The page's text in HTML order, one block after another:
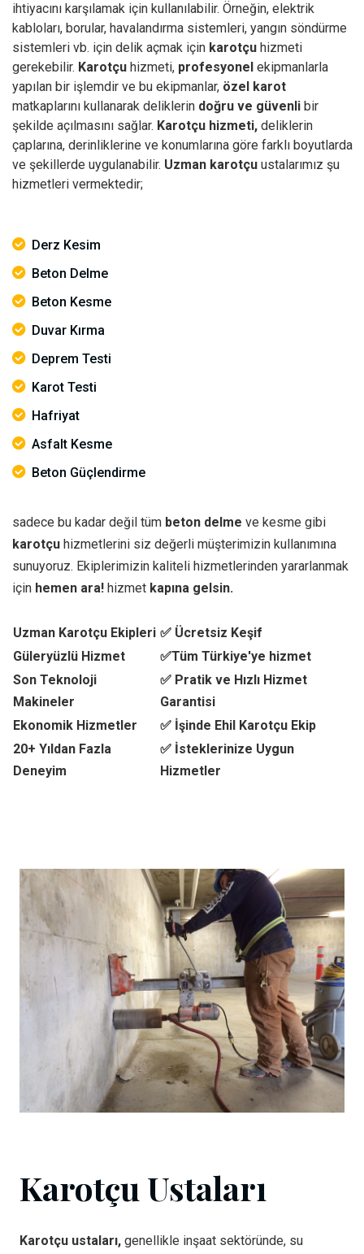
ihtiyacını karşılamak için kullanılabilir. Örneğin, elektrik
kabloları, borular, havalandırma sistemleri, yangın söndürme
sistemleri vb. için delik açmak için karotçu hizmeti
gerekebilir. Karotçu hizmeti, profesyonel ekipmanlarla
yapılan bir işlemdir ve bu ekipmanlar, özel karot
matkaplarını kullanarak deliklerin doğru ve güvenli bir
şekilde açılmasını sağlar. Karotçu hizmeti, deliklerin
çaplarına, derinliklerine ve konumlarına göre farklı boyutlarda
ve şekillerde uygulanabilir. Uzman karotçu ustalarımız şu
hizmetleri vermektedir;
Derz Kesim
Beton Delme
Beton Kesme
Duvar Kırma
Deprem Testi
Karot Testi
Hafriyat
Asfalt Kesme
Beton Güçlendirme
sadece bu kadar değil tüm beton delme ve kesme gibi
karotçu hizmetlerini siz değerli müşterimizin kullanımına
sunuyoruz. Ekiplerimizin kaliteli hizmetlerinden yararlanmak
için hemen ara! hizmet kapına gelsin.
Uzman Karotçu Ekipleri ✅ Ücretsiz Keşif
Güleryüzlü Hizmet
✅Tüm Türkiye'ye hizmet
Son Teknoloji
Makineler
✅ Pratik ve Hızlı Hizmet
Garantisi
Ekonomik Hizmetler
✅ İşinde Ehil Karotçu Ekip
20+ Yıldan Fazla
Deneyim
✅ İsteklerinize Uygun
Hizmetler
Karotçu Ustaları
Karotçu ustaları, genellikle inşaat sektöründe, su